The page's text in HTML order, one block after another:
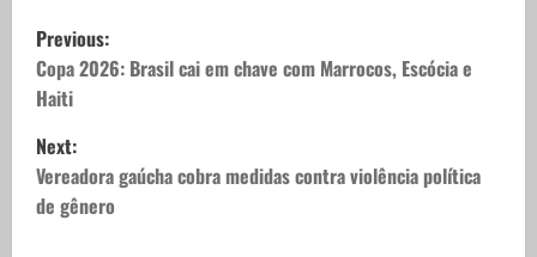
P
o
s
t
n
Previous:
Copa 2026: Brasil cai em chave com Marrocos, Escócia e
Haiti
Next:
Vereadora gaúcha cobra medidas contra violência política
de gênero